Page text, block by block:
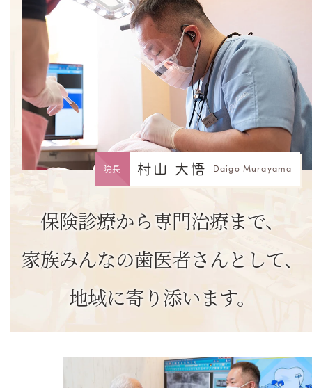
院長 村山 大悟 Daigo Murayama
保険診療から専門治療まで、
家族みんなの歯医者さんとして、
地域に寄り添います。